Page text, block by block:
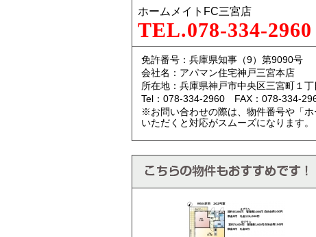
ホームメイトFC三宮店
TEL.078-334-2960
免許番号：兵庫県知事（9）第9090号
会社名：アパマン住宅神戸三宮本店
所在地：兵庫県神戸市中央区三宮町１
Tel：078-334-2960 FAX：078-334-
※お問い合わせの際は、物件番号や「
いただくと対応がスムーズになります。